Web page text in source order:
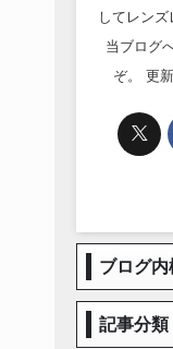
してレンズ
当ブログ
ぞ。 更
ブログ
記事分類